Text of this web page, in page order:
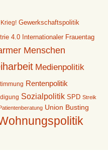
Gewerkschaftspolitik
4.0 Internationaler Frauentag
Menschen
Medienpolitik
Rentenpolitik
Sozialpolitik SPD Streik
Union Busting